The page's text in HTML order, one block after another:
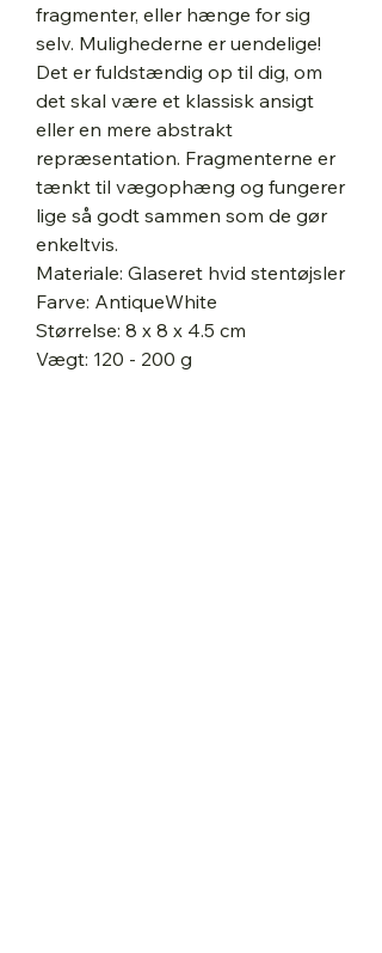
fragmenter, eller hænge for sig
selv. Mulighederne er uendelige!
Det er fuldstændig op til dig, om
det skal være et klassisk ansigt
eller en mere abstrakt
repræsentation. Fragmenterne er
tænkt til vægophæng og fungerer
lige så godt sammen som de gør
enkeltvis.
Materiale: Glaseret hvid stentøjsler
Farve: AntiqueWhite
Størrelse: 8 x 8 x 4.5 cm
Vægt: 120 - 200 g